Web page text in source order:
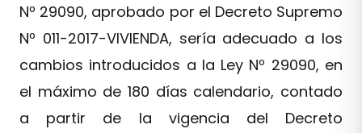
Nº 29090, aprobado por el Decreto Supremo
Nº 011-2017-VIVIENDA, sería adecuado a los
cambios introducidos a la Ley Nº 29090, en
el máximo de 180 días calendario, contado
a partir de la vigencia del Decreto